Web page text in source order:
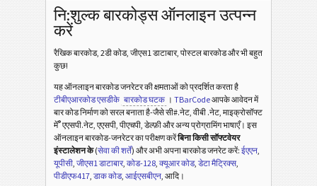
नि:शुल्क बारकोड्स ऑनलाइन उत्पन्न
करें
रैखिक बारकोड, 2डी कोड, जीएस1 डाटाबार, पोस्टल बारकोड और भी बहुत
कुछ!
यह ऑनलाइन बारकोड जनरेटर की क्षमताओं को प्रदर्शित करता है
टीबीएआरकोड एसडीके बारकोड घटक ।TBarCodeआपके आवेदन में
बार कोड निर्माण को सरल बनाता है-जैसे सी#.नेट, वीबी .नेट, माइक्रोसॉफ्ट
में®एएसपी.नेट, एएसपी, पीएचपी, डेल्फ़ी और अन्य प्रोग्रामिंग भाषाएँ। इस
ऑनलाइन बारकोड-जनरेटर का परीक्षण करेंबिना किसी सॉफ्टवेयर
इंस्टालेशन के(सेवा की शर्तें) और अभी अपना बारकोड जनरेट करें: ईएएन,
यूपीसी, जीएस1 डाटाबार, कोड-128, क्यूआर कोड, डेटा मैट्रिक्स,
पीडीएफ417, डाक कोड, आईएसबीएन, आदि।